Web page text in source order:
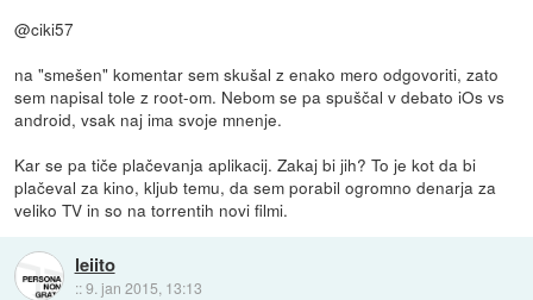
@ciki57
na "smešen" komentar sem skušal z enako mero odgovoriti, zato
sem napisal tole z root-om. Nebom se pa spuščal v debato iOs vs
android, vsak naj ima svoje mnenje.
Kar se pa tiče plačevanja aplikacij. Zakaj bi jih? To je kot da bi
plačeval za kino, kljub temu, da sem porabil ogromno denarja za
veliko TV in so na torrentih novi filmi.
leiito
::9. jan 2015, 13:13